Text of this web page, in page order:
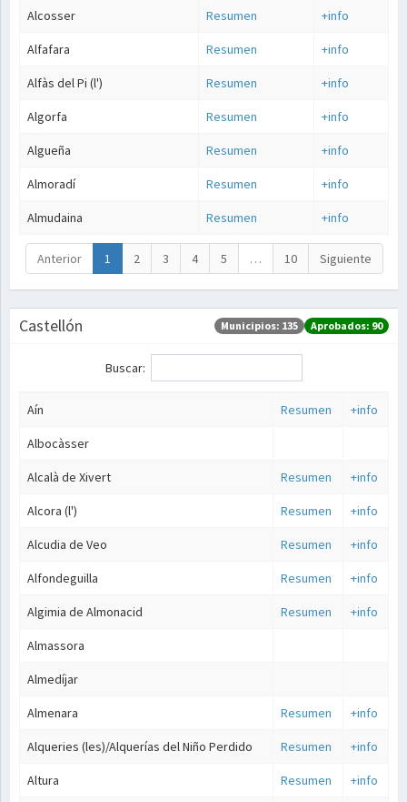
Alcosser Resumen +info
Alfafara Resumen +info
Alfàs del Pi (l') Resumen +info
Algorfa Resumen +info
Algueña Resumen +info
Almoradí Resumen +info
Almudaina Resumen +info
Anterior 1 2 3 4 5 … 10 Siguiente
Castellón Aprobados: 90
Municipios: 135
Buscar:
Aín Resumen +info
Albocàsser
Alcalà de Xivert Resumen +info
Alcora (l') Resumen +info
Alcudia de Veo Resumen +info
Alfondeguilla Resumen +info
Algimia de Almonacid Resumen +info
Almassora
Almedíjar
Almenara Resumen +info
Alqueries (les)/Alquerías del Niño Perdido Resumen +info
Altura Resumen +info